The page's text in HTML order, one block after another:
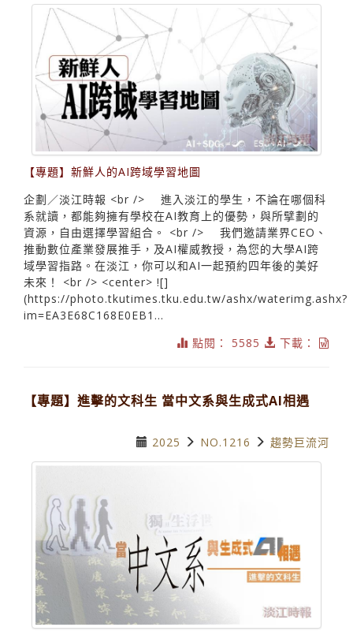
【專題】新鮮人的AI跨域學習地圖
企劃／淡江時報 <br /> 進入淡江的學生，不論在哪個科
系就讀，都能夠擁有學校在AI教育上的優勢，與所擘劃的
資源，自由選擇學習組合。 <br /> 我們邀請業界CEO、
推動數位產業發展推手，及AI權威教授，為您的大學AI跨
域學習指路。在淡江，你可以和AI一起預約四年後的美好
未來！ <br /> <center> ![]
(https://photo.tkutimes.tku.edu.tw/ashx/waterimg.ashx?
im=EA3E68C168E0EB1...
點閱： 5585
下載：
【專題】進擊的文科生 當中文系與生成式AI相遇
2025 NO.1216 趨勢巨流河